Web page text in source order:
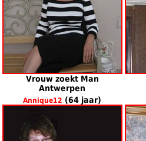
Vrouw zoekt Man
Antwerpen
Annique12 (64 jaar)